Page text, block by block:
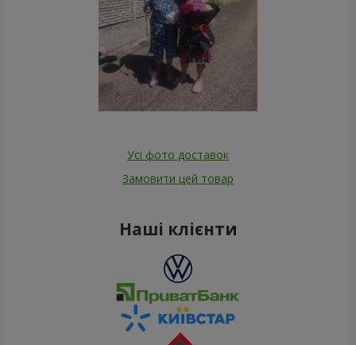
Усі фото доставок
Замовити цей товар
Наші клієнти